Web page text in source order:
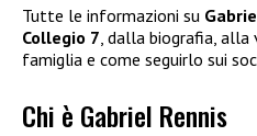
Tutte le informazioni su
Collegio 7, dalla biografia, alla
famiglia e come seguirlo sui
Chi è Gabriel Rennis